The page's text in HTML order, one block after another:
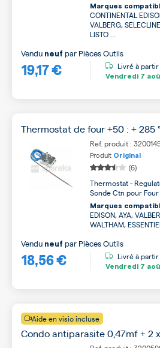
Marques
CONTINENTAL
VALBERG,
LISTO ...
19,17 €
Vendu neuf par Pièces Outils
Livré à partir
Vendredi 7
Thermostat de four +50 : + 285
Ref. produit :
Produit Original
(6)
Thermostat -
Sonde Ctn pour
Marques
EDISON, AYA,
WALTHAM,
18,56 €
Vendu neuf par Pièces Outils
Livré à partir
Vendredi 7
Aide en visio incluse
Condo antiparasite 0,47mf + 2